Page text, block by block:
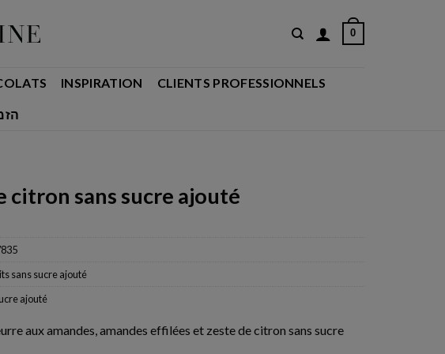
0
INSPIRATION CLIENTS PROFESSIONNELS
citron sans sucre ajouté
sans sucre ajouté
ajouté
aux amandes, amandes effilées et zeste de citron sans sucre